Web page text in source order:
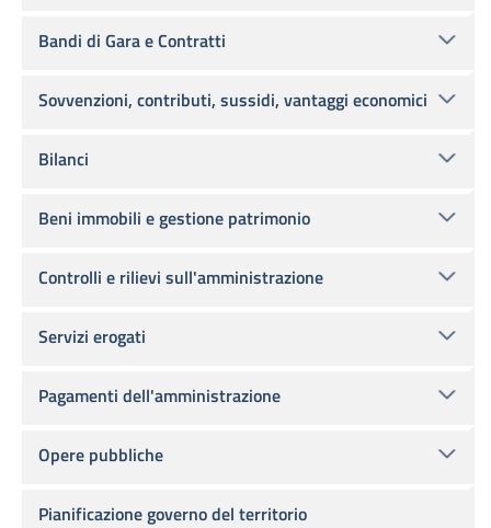
Bandi di Gara e Contratti
Sovvenzioni, contributi, sussidi, vantaggi economici
Bilanci
Beni immobili e gestione patrimonio
Controlli e rilievi sull'amministrazione
Servizi erogati
Pagamenti dell'amministrazione
Opere pubbliche
Pianificazione governo del territorio